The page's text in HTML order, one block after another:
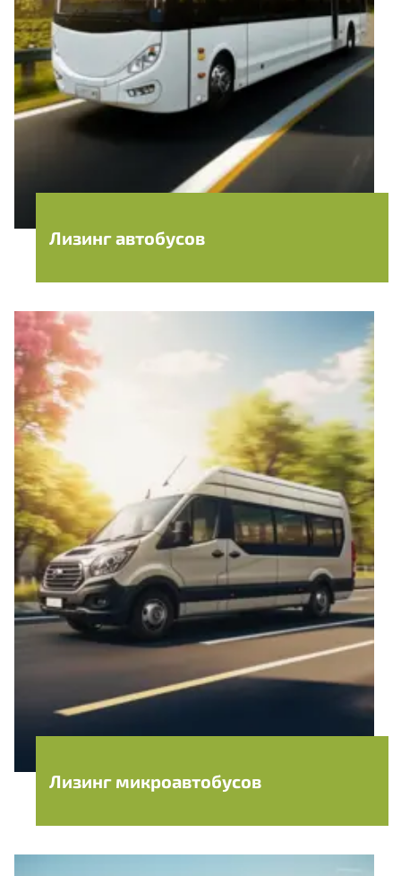
Лизинг автобусов
Лизинг микроавтобусов
Нам важно Ваше мнение. Здесь Вы
можете отправить предложения о
совершенствовании работы сайта